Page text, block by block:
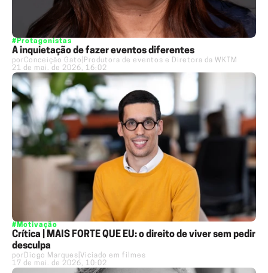
#Protagonistas
A inquietação de fazer eventos diferentes
por Conceição Gato Produtora de eventos e Diretora da WKTM
21 de mai. de 2026, 16:02
#Motivação
Crítica | MAIS FORTE QUE EU: o direito de viver sem pedir
desculpa
por Diogo Marques Viciado em filmes
17 de mai. de 2026, 10:02